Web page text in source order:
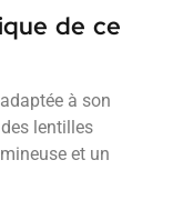
de ce
à son
lentilles
et un